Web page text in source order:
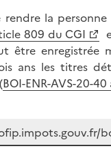
la
809 du CGI
être enregistrée
ans les titres
BOI-ENR-AVS-20-